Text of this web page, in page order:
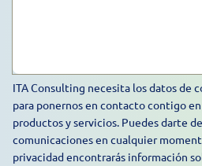
ITA Consulting necesita los datos de
para ponernos en contacto contigo
productos y servicios. Puedes darte
comunicaciones en cualquier
privacidad encontrarás información